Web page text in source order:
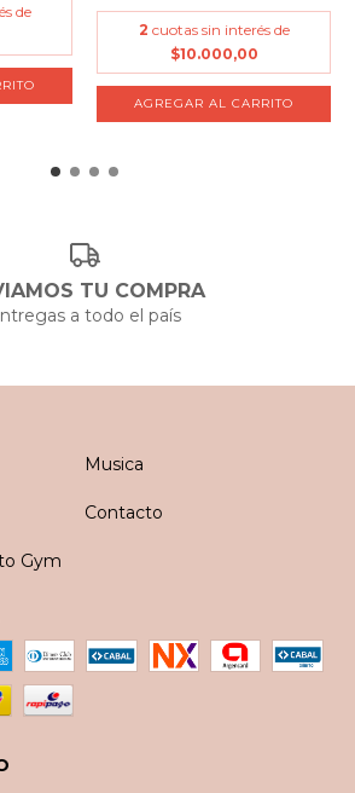
de
2 cuotas sin interés de
$10.000,00
TU COMPRA
a todo el país
Musica
Contacto
Gym